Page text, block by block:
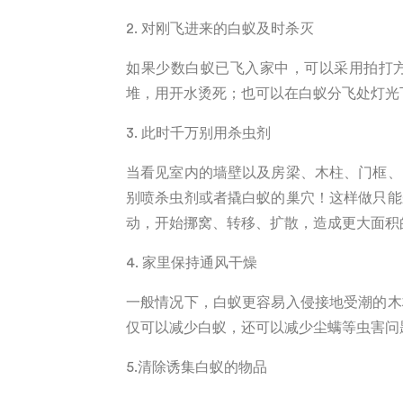
2. 对刚飞进来的白蚁及时杀灭
如果少数白蚁已飞入家中，可以采用拍打
堆，用开水烫死；也可以在白蚁分飞处灯
3. 此时千万别用杀虫剂
当看见室内的墙壁以及房梁、木柱、门框
别喷杀虫剂或者撬白蚁的巢穴！这样做只
动，开始挪窝、转移、扩散，造成更大面积
4. 家里保持通风干燥
一般情况下，白蚁更容易入侵接地受潮的
仅可以减少白蚁，还可以减少尘螨等虫害问
5.清除诱集白蚁的物品